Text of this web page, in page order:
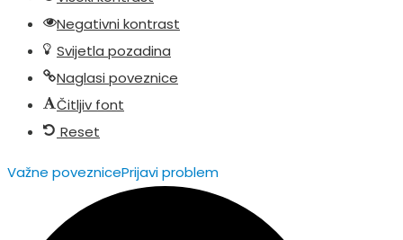
Negativni kontrast
Svijetla pozadina
Naglasi poveznice
Čitljiv font
Reset
Važne poveznicePrijavi problem